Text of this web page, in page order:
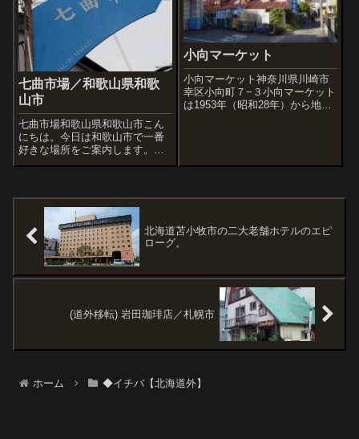
七曲市場／和歌山県和歌
山市
七曲市場和歌山県和歌山市こん
にちは。今日は和歌山市で一番
好きな場所をご案内します。こ
ちらは昭和の迫力・凄みさえ感
計な説明は書かないので、昭和
なスポットがお好きな方は写真
でご堪能くださ...
小向マーケット
小向マーケット神奈川県川崎市
幸区小向町７−３小向マーケット
は1953年（昭和28年）から地元
バス停を降りると、このような
北海道苫小牧市の二大老舗ホテルのエピ
ローグ。
(道外移転) 岩田珈琲店／札幌市
ホーム ◆イチバ【北海道外】